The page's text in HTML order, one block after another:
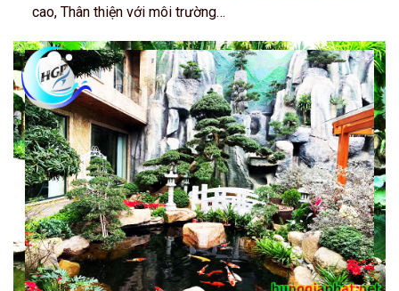
cao, Thân thiện với môi trường…